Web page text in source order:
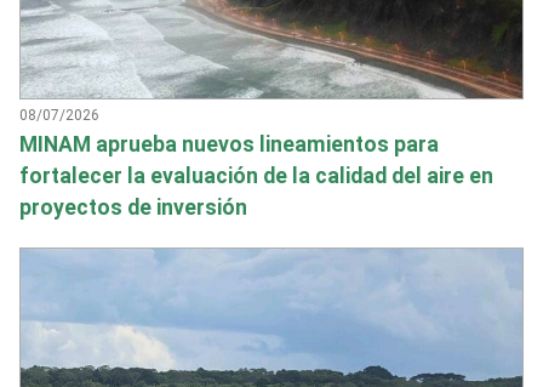
08/07/2026
MINAM aprueba nuevos lineamientos para
fortalecer la evaluación de la calidad del aire en
proyectos de inversión